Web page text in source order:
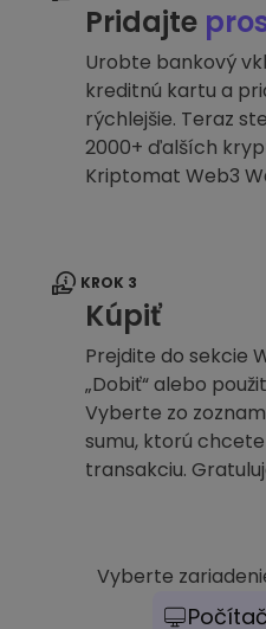
Pridajte
Urobte bankový
kreditnú kartu a
rýchlejšie. Teraz
2000+ ďalších
Kriptomat Web3
KROK 3
Kúpiť
Prejdite do sekcie
„Dobiť“ alebo
Vyberte zo
sumu, ktorú
transakciu.
Vyberte
Počítač